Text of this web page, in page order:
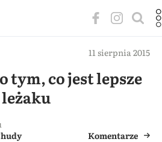
11 sierpnia 2015
tym, co jest lepsze
Komentarze